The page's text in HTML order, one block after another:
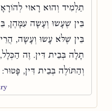
תַלְמִיד וְהוּא רָאוּי
בֵּין שֶׁעָשׂוּ וְעָשָׂה עִמָּהֶן,
בֵּין שֶׁלֹּא עָשׂוּ וְעָשָׂה,
תָלָה בְּבֵית דִּין. זֶה
וְהַתּוֹלֶה בְּבֵית דִּין, פָּטוּר: